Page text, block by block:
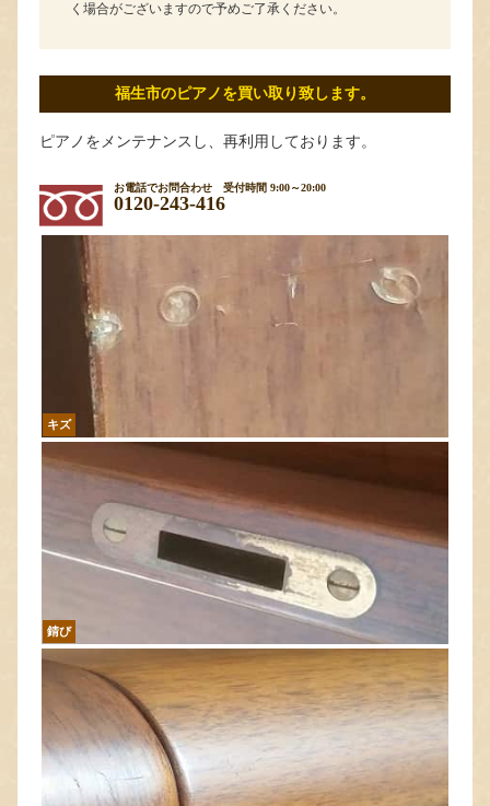
く場合がございますので予めご了承ください。
福生市のピアノを買い取り致します。
ピアノをメンテナンスし、再利用しております。
お電話でお問合わせ 受付時間 9:00～20:00
0120-243-416
キズ
錆び